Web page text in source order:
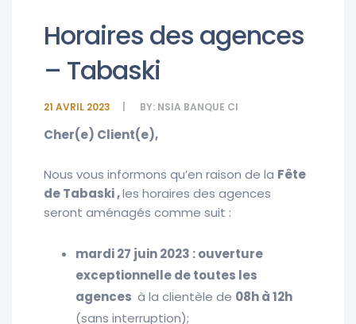
Horaires des agences
– Tabaski
21 AVRIL 2023 BY: NSIA BANQUE CI
Cher(e) Client(e),
Nous vous informons qu’en raison de la Fête
de Tabaski,les horaires des agences
seront aménagés comme suit :
mardi 27 juin 2023 :ouverture
exceptionnelle detoutes les
agences à la clientèle de 08h à 12h
(sans interruption);